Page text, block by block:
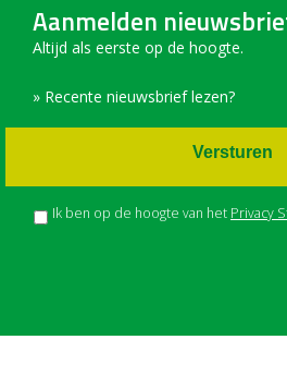
Aanmelden
Altijd als eerste op de hoogte.
» Recente nieuwsbrief lezen?
Ik ben op de hoogte van het Privacy
Versturen